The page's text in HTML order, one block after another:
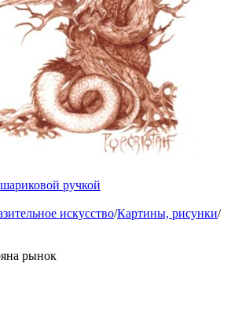
ручкой
искусство/Картины, рисунки/
рынок